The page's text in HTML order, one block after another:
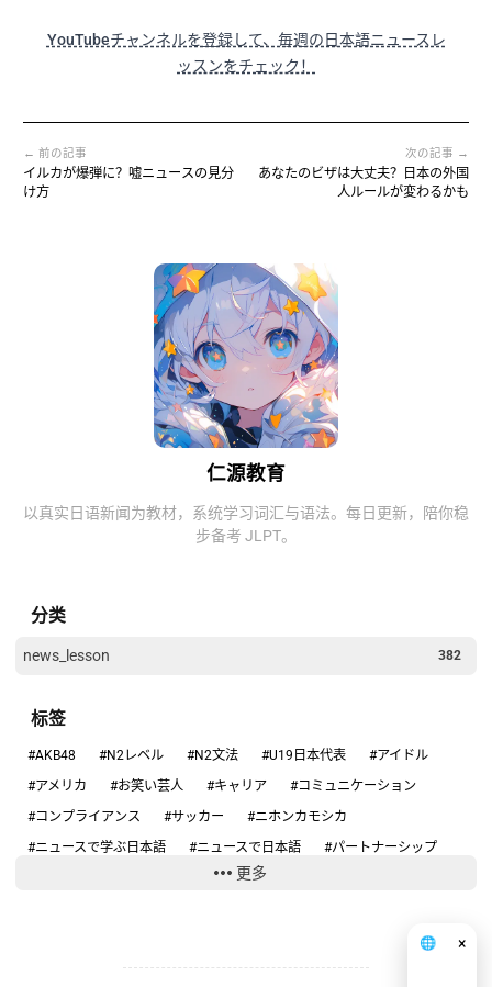
仁源教育
以真实日语新闻为教材，系统学习词汇与语法。每日更新，陪你稳
步备考 JLPT。
分类
news_lesson 382
标签
#AKB48 #N2レベル #N2文法 #U19日本代表
#アイドル
#アメリカ
#お笑い芸人 #キャリア
#コミュニケーション
#コンプライアンス
#サッカー
#ニホンカモシカ
#ニュースで学ぶ日本語
#ニュースで日本語
#パートナーシップ
#フィギュアスケート
#情報リテラシー #感動する話 #旅行の安全
更多
YouTubeチャンネルを登録して、毎週の日本語ニュースレ
ッスンをチェック！
← 前の記事
イルカが爆弾に？嘘ニュースの見分
け方
次の記事 →
あなたのビザは大丈夫？日本の外国
人ルールが変わるかも
🌐 ×